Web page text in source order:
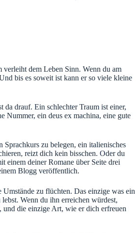
dem Leben Sinn. Wenn du am
bis es soweit ist kann er so viele kleine
da drauf. Ein schlechter Traum ist einer,
Nummer, ein deus ex machina, eine gute
zu belegen, ein italienisches
reizt dich kein bisschen. Oder du
einem deiner Romane über Seite drei
Blogg veröffentlich.
zu flüchten. Das einzige was ein
Wenn du ihn erreichen würdest,
die einzige Art, wie er dich erfreuen